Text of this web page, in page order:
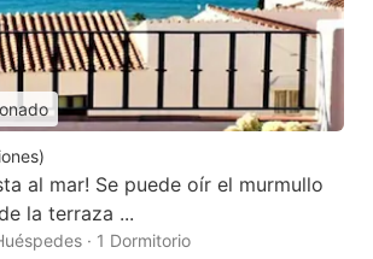
)
al mar! Se puede oír el murmullo
la terraza ...
· 1 Dormitorio